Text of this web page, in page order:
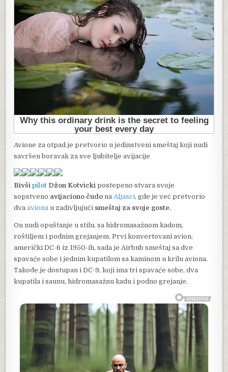
Avione za otpad je pretvorio u jedinstveni smeštaj koji nudi
savršen boravak za sve ljubitelje avijacije
Bivšipilot Džon Kotvicki postepeno stvara svoje
sopstveno avijaciono čudo naAljasci, gde je već pretvorio
dvaaviona u zadivljujući smeštaj za svoje goste.
On nudi opuštanje u stilu, sa hidromasažnom kadom,
roštiljem i podnim grejanjem. Prvi konvertovani avion,
američki DC-6 iz 1950-ih, sada je Airbnb smeštaj sa dve
spavaće sobe i jednim kupatilom sa kaminom u krilu aviona.
Takođe je dostupan i DC-9, koji ima tri spavaće sobe, dva
kupatila i saunu, hidromasažnu kadu i podno grejanje.